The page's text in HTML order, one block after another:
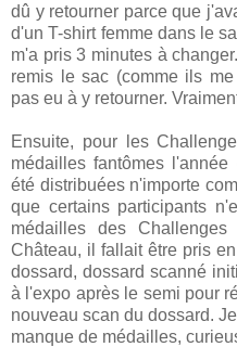
dû y retourner parce que
d'un T-shirt femme dans le
m'a pris 3 minutes à
remis le sac (comme ils
pas eu à y retourner.
Ensuite, pour les
médailles fantômes
été distribuées n'importe
que certains participants
médailles des
Château, il fallait être pris
dossard, dossard scanné
à l'expo après le semi pour
nouveau scan du dossard.
manque de médailles,